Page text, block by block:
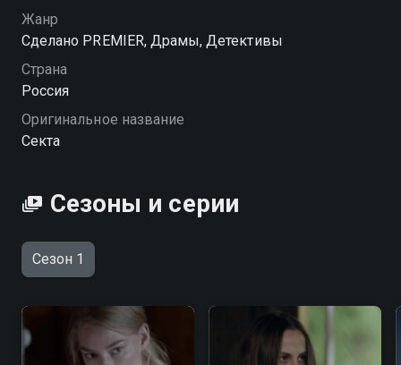
насилия. Для ухода за Никой депрограммеры
нанимают сиделку Лилю (Светлана Ходченкова). Но
все идет не по плану, когда могущественный лидер
секты объявляет настоящую войну
Жанр
Сделано PREMIER, Драмы, Детективы
Страна
Россия
Оригинальное название
Секта
Сезоны и серии
Сезон 1